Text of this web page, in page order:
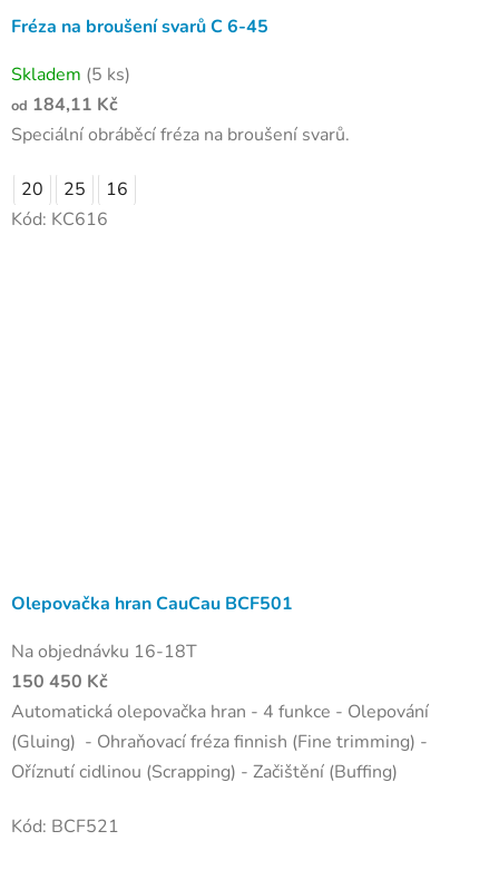
Fréza na broušení svarů C 6-45
Skladem (5 ks)
od 184,11 Kč
Speciální obráběcí fréza na broušení svarů.
20 25
16
Kód: KC616
Olepovačka hran CauCau BCF501
Na objednávku 16-18T
150 450 Kč
Automatická olepovačka hran - 4 funkce - Olepování
(Gluing) - Ohraňovací fréza finnish (Fine trimming) -
Oříznutí cidlinou (Scrapping) - Začištění (Buffing)
Kód: BCF521